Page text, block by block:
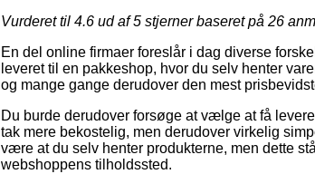
Vurderet til 4.6 ud af 5 stjerner baseret på 26
En del online firmaer foreslår i dag diverse
leveret til en pakkeshop, hvor du selv henter
og mange gange derudover den mest
Du burde derudover forsøge at vælge at få
tak mere bekostelig, men derudover virkelig
være at du selv henter produkterne, men dette
webshoppens tilholdssted.